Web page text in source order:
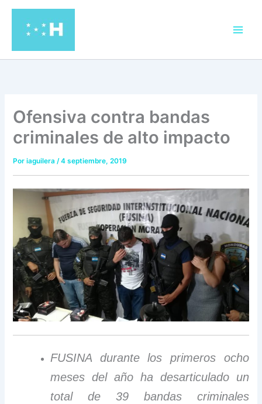
contenido
Ofensiva contra bandas
criminales de alto impacto
Poriaguilera/4 septiembre, 2019
FUSINA durante los primeros ocho
meses del año ha desarticulado un
total de 39 bandas criminales